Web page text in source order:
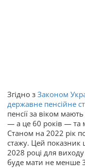
Згідно з Законом
державне пенсійне
пенсії за віком
— а це 60 років — та
Станом на 2022 рік
стажу. Цей показник
2028 році для
буде мати не менше